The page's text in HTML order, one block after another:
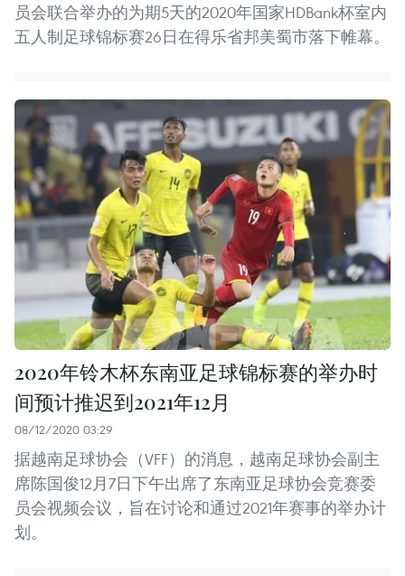
员会联合举办的为期5天的2020年国家HDBank杯室内
五人制足球锦标赛26日在得乐省邦美蜀市落下帷幕。
2020年铃木杯东南亚足球锦标赛的举办时
间预计推迟到2021年12月
08/12/2020 03:29
据越南足球协会（VFF）的消息，越南足球协会副主
席陈国俊12月7日下午出席了东南亚足球协会竞赛委
员会视频会议，旨在讨论和通过2021年赛事的举办计
划。